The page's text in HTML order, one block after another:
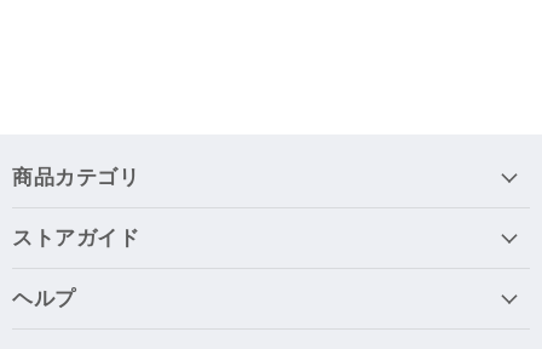
商品カテゴリ
ストアガイド
ヘルプ